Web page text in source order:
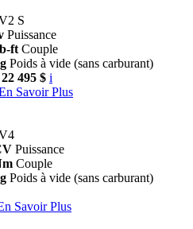
S
Puissance
ft Couple
Poids à vide (sans carburant)
495 $ i
Savoir Plus
Puissance
Couple
Poids à vide (sans carburant)
Savoir Plus